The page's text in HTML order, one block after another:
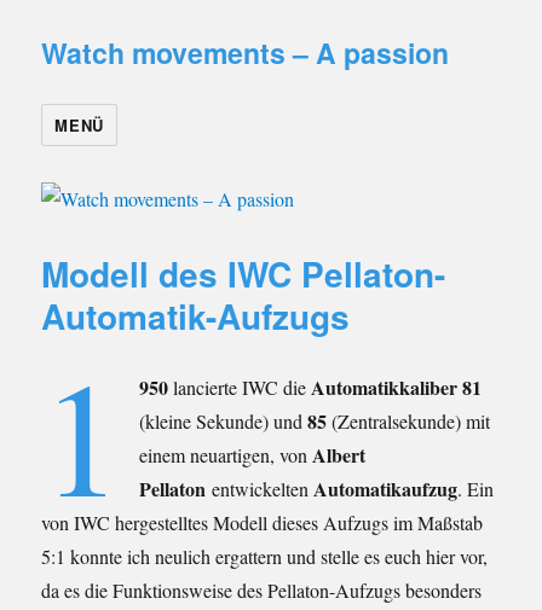
Watch movements – A passion
MENÜ
Modell des IWC Pellaton-
Automatik-Aufzugs
1 950lancierte IWC dieAutomatikkaliber 81
(kleine Sekunde) und85(Zentralsekunde) mit
einem neuartigen, vonAlbert
PellatonentwickeltenAutomatikaufzug. Ein
von IWC hergestelltes Modell dieses Aufzugs im Maßstab
5:1 konnte ich neulich ergattern und stelle es euch hier vor,
da es die Funktionsweise des Pellaton-Aufzugs besonders